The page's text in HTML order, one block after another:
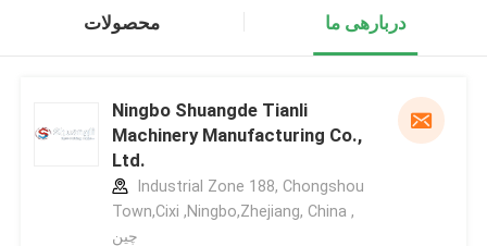
محصولات دربارهی ما
Ningbo Shuangde Tianli
Machinery Manufacturing Co.,
Ltd.
Industrial Zone 188, Chongshou
Town,Cixi ,Ningbo,Zhejiang, China ,
چین